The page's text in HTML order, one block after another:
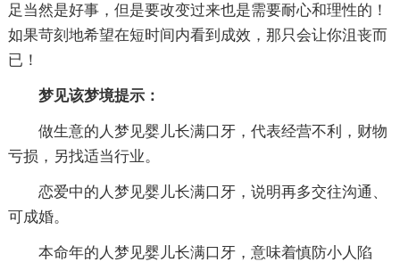
足当然是好事，但是要改变过来也是需要耐心和理性的！
如果苛刻地希望在短时间内看到成效，那只会让你沮丧而
已！
梦见该梦境提示：
做生意的人梦见婴儿长满口牙，代表经营不利，财物
亏损，另找适当行业。
恋爱中的人梦见婴儿长满口牙，说明再多交往沟通、
可成婚。
本命年的人梦见婴儿长满口牙，意味着慎防小人陷